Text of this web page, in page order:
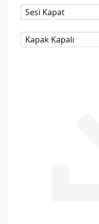
Sesi Kapat
Kapak Kapalı